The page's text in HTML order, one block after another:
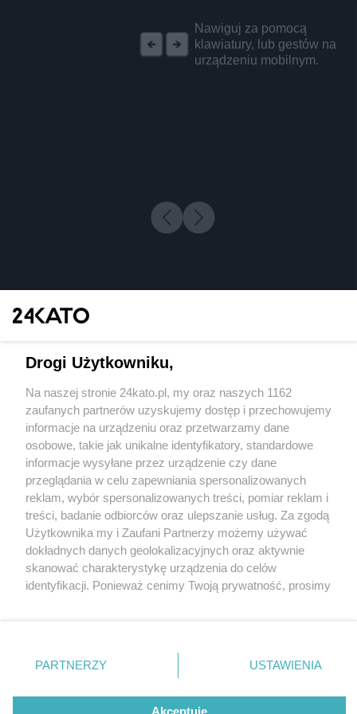
Nawiguj za pomocą
klawiatury, lub gestów na
urządzeniu mobilnym.
1 / 0
Wydawca mediów lokalnych
Nie zapomnij
zapoznać się z:
polityką prywatności regulamin korzystania z portali
Twojemiasto
Piekary Śląskie
Chorzów
Tarnowskie Góry
Gliwice
Skontakuj sięz nami
Kontakt
Wydawca
Redakcja
Drogi Użytkowniku,
Na naszej stronie 24kato.pl, my oraz naszych 1162
zaufanych partnerów uzyskujemy dostęp i przechowujemy
informacje na urządzeniu oraz przetwarzamy dane
osobowe, takie jak unikalne identyfikatory, standardowe
informacje wysyłane przez urządzenie czy dane
przeglądania w celu zapewniania spersonalizowanych
reklam, wybór spersonalizowanych treści, pomiar reklam i
treści, badanie odbiorców oraz ulepszanie usług. Za zgodą
Użytkownika my i Zaufani Partnerzy możemy używać
dokładnych danych geolokalizacyjnych oraz aktywnie
skanować charakterystykę urządzenia do celów
identyfikacji. Ponieważ cenimy Twoją prywatność, prosimy
prywatności znajdujący się w lewym dolnym rogu strony
. Niektóre rodzaje przetwarzania danych nie wymagają
zgody użytkownika, ale masz prawo sprzeciwić się
takiemu przetwarzaniu. Preferencje będą miały
PARTNERZY USTAWIENIA
Akceptuję